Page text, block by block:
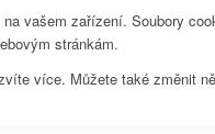
vašem zařízení. Soubory
stránkám.
více. Můžete také změnit